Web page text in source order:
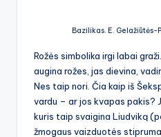
Bazilikas. E. Gelažiūtės-
Rožės simbolika irgi labai
augina rožes, jas dievina,
Nes taip nori. Čia kaip iš
vardu – ar jos kvapas pakis?
kuris taip svaigina Liudviką
žmogaus vaizduotės